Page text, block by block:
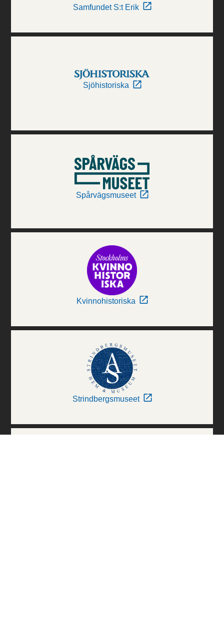
Samfundet S:t Erik
Sjöhistoriska
Spårvägsmuseet
Kvinnohistoriska
Strindbergsmuseet